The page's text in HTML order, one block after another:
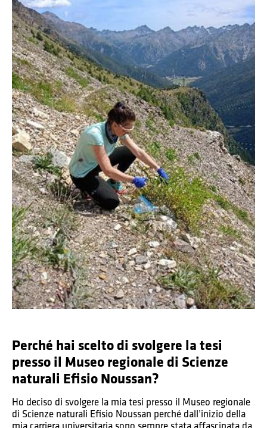
Perché hai scelto di svolgere la tesi
presso il Museo regionale di Scienze
naturali Efisio Noussan?
Ho deciso di svolgere la mia tesi presso il Museo regionale
di Scienze naturali Efisio Noussan perché dall’inizio della